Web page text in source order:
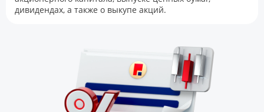
дивидендах, а также о выкупе акций.